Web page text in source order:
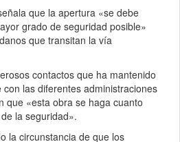
que la apertura «se debe
grado de seguridad posible»
que transitan la vía
contactos que ha mantenido
las diferentes administraciones
que «esta obra se haga cuanto
la seguridad».
la circunstancia de que los